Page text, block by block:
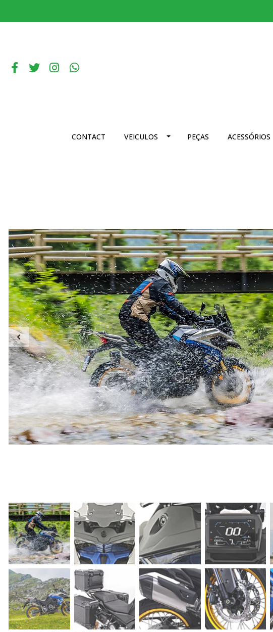
CONTACT VEICULOS PEÇAS ACESSÓRIOS